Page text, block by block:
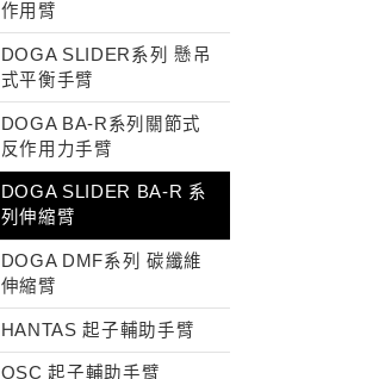
作用臂
DOGA SLIDER系列 懸吊
式平衡手臂
DOGA BA-R系列關節式
反作用力手臂
DOGA SLIDER BA-R 系
列伸縮臂
DOGA DMF系列 碳纖維
伸縮臂
HANTAS 起子輔助手臂
OSC 起子輔助手臂